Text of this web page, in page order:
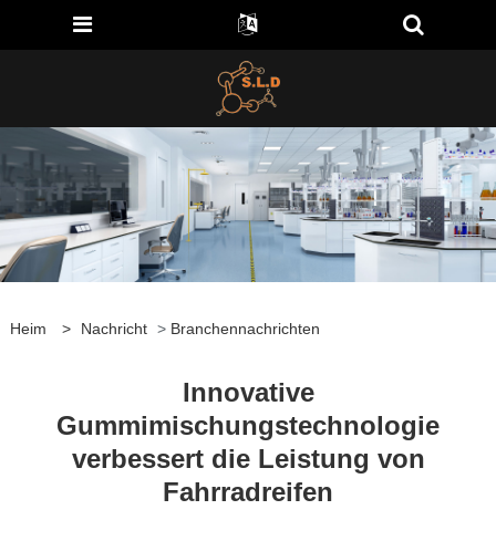
Heim > Nachricht > Branchennachrichten
Innovative
Gummimischungstechnologie
verbessert die Leistung von
Fahrradreifen